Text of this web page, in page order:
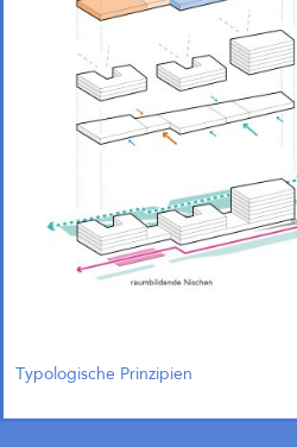
Typologische Prinzipien